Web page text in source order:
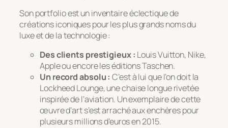
Son portfolio est un inventaire éclectique de
créations iconiques pour les plus grands noms du
luxe et de la technologie :
Des clients prestigieux : Louis Vuitton, Nike,
Apple ou encore les éditions Taschen.
Un record absolu : C’est à lui que l’on doit la
Lockheed Lounge, une chaise longue rivetée
inspirée de l’aviation. Un exemplaire de cette
œuvre d’art s’est arraché aux enchères pour
plusieurs millions d’euros en 2015.